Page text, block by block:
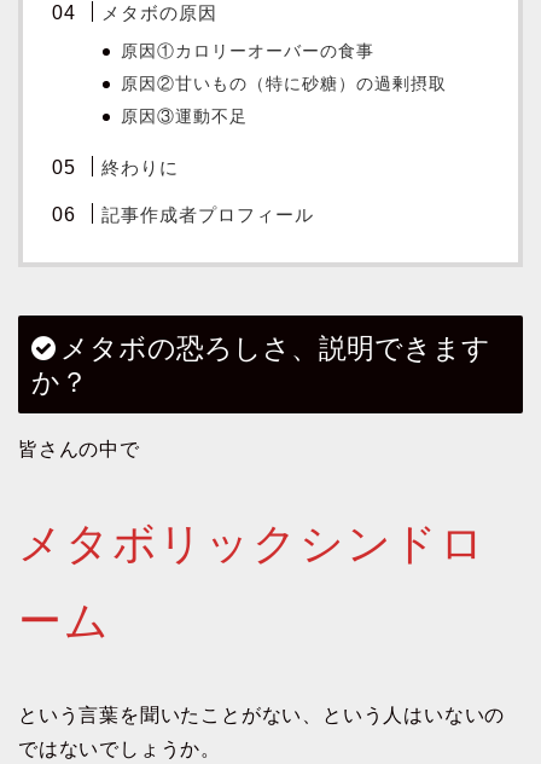
メタボの原因
原因①カロリーオーバーの食事
原因②甘いもの（特に砂糖）の過剰摂取
原因③運動不足
終わりに
記事作成者プロフィール
メタボの恐ろしさ、説明できます
か？
皆さんの中で
メタボリックシンドロ
ーム
という言葉を聞いたことがない、という人はいないの
ではないでしょうか。